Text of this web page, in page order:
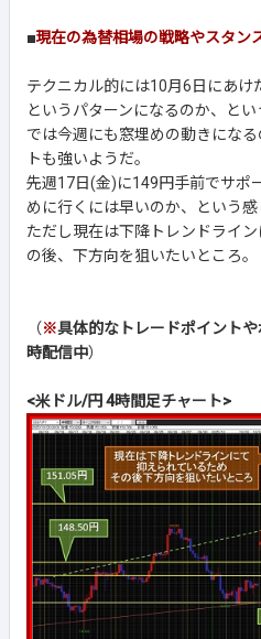
■現在の為替相場の戦略やスタン
テクニカル的には10月6日にあけ
というパターンになるのか、と
では今週にも窓埋めの動きにな
トも強いようだ。
先週17日(金)に149円手前でサポ
めに行くには早いのか、という感
ただし現在は下降トレンドライ
の後、下方向を狙いたいところ。
（※具体的なトレードポイント
時配信中）
<米ドル/円 4時間足チャート>